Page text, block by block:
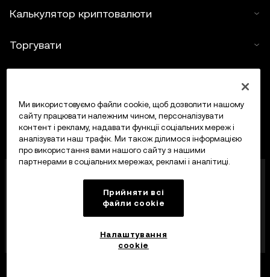
Калькулятор криптовалюти
Торгувати
назвою OKX, тепер є криптоактивною торгівельною
платформою, авторизованою Управлінням
фінансових послуг Мальти (MFSA) як постачальник
криптоактивних послуг відповідно до статті 28
Закону про криптоактиви (розділ 647
Законодавства Мальти).
Ми використовуємо файли cookie, щоб дозволити нашому
сайту працювати належним чином, персоналізувати
контент і рекламу, надавати функції соціальних мереж і
аналізувати наш трафік. Ми також ділимося інформацією
про використання вами нашого сайту з нашими
партнерами в соціальних мережах, рекламі і аналітиці.
Прийняти всі
файли сookie
Налаштування
cookie